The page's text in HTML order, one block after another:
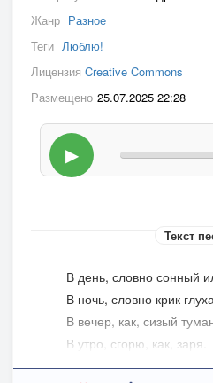
Жанр Разное
Теги Люблю!
Лицензия Creative Commons
Размещено 25.07.2025 22:28
▶
Текст
В день, словно сонный
В ночь, словно крик
В вечер, как, сизый
В утро, сгорю, как, заря.